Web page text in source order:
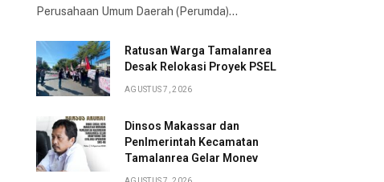
Perusahaan Umum Daerah (Perumda)…
Ratusan Warga Tamalanrea
Desak Relokasi Proyek PSEL
AGUSTUS 7, 2026
Dinsos Makassar dan
Penlmerintah Kecamatan
Tamalanrea Gelar Monev